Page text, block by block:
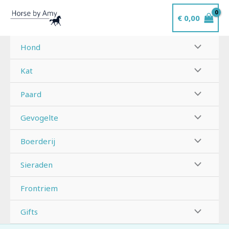
naar
inhoud
€0,00
Hond
Kat
Paard
Gevogelte
Boerderij
Sieraden
Frontriem
Gifts